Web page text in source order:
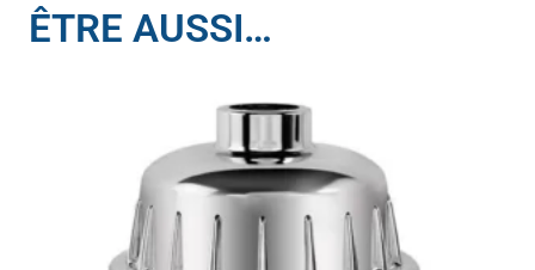
ÊTRE AUSSI…